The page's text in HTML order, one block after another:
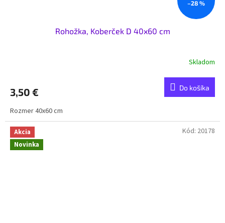
–28 %
Rohožka, Koberček D 40x60 cm
Skladom
3,50 € Do košíka
Rozmer 40x60 cm
Akcia
Novinka
Kód: 20178